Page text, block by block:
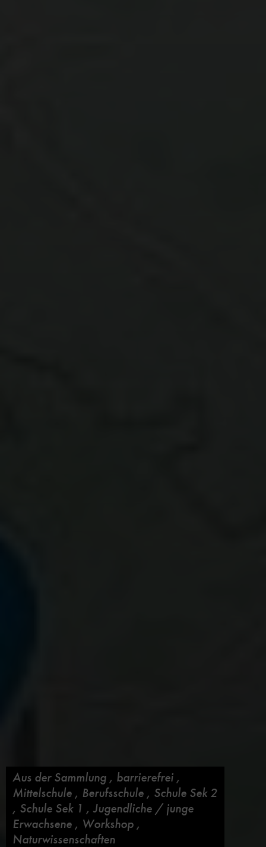
Aus der Sammlung , barrierefrei ,
Mittelschule , Berufsschule , Schule Sek 2
, Schule Sek 1 , Jugendliche / junge
Erwachsene , Workshop ,
Naturwissenschaften